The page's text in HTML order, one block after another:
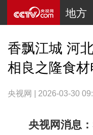
地方
香飘江城 河
相良之隆食
央视网 | 2026-03-30
央视网消息：